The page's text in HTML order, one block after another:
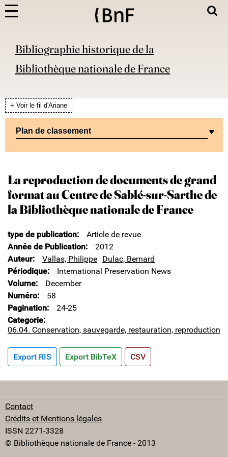
Bibliographie historique de la
Bibliothèque nationale de France
+ Voir le fil d'Ariane
Plan de classement
La reproduction de documents de grand
format au Centre de Sablé-sur-Sarthe de
la Bibliothèque nationale de France
type de publication
Article de revue
Année de Publication
2012
Auteur
Vallas, Philippe Dulac, Bernard
Périodique
International Preservation News
Volume
December
Numéro
58
Pagination
24-25
Categorie
06.04. Conservation, sauvegarde, restauration, reproduction
Export RIS Export BibTeX CSV
Contact
Crédits et Mentions légales
ISSN 2271-3328
© Bibliothèque nationale de France - 2013